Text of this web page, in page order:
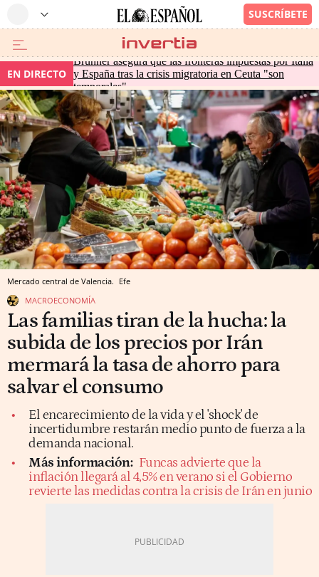
EN DIRECTO
Brunner asegura que las fronteras impuestas por Italia
y España tras la crisis migratoria en Ceuta "son
temporales"
Mercado central de Valencia. Efe
MACROECONOMÍA
Las familias tiran de la hucha: la
subida de los precios por Irán
mermará la tasa de ahorro para
salvar el consumo
El encarecimiento de la vida y el 'shock' de
incertidumbre restarán medio punto de fuerza a la
demanda nacional.
Más información: Funcas advierte que la
inflación llegará al 4,5% en verano si el Gobierno
revierte las medidas contra la crisis de Irán en junio